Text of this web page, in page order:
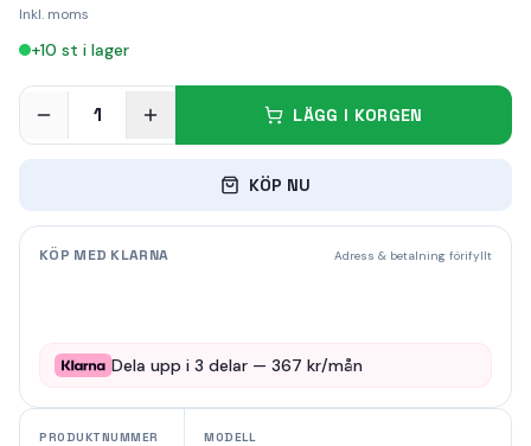
Inkl. moms
+10 st i lager
1 LÄGG I KORGEN
KÖP NU
KÖP MED KLARNA Adress & betalning förifyllt
Dela upp i 3 delar — 367 kr/mån
PRODUKTNUMMER MODELL